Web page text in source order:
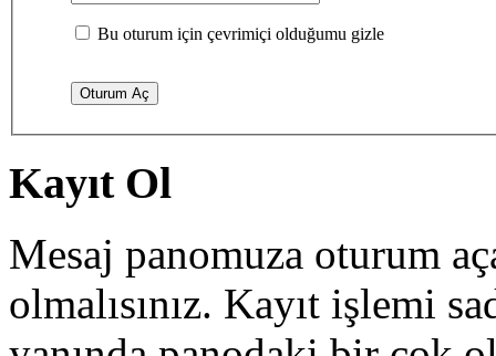
Bu oturum için çevrimiçi olduğumu gizle
Kayıt Ol
Mesaj panomuza oturum
olmalısınız. Kayıt işlemi